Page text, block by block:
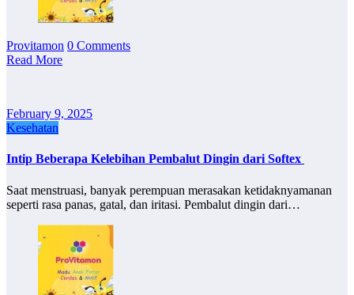
Provitamon 0 Comments
Read More
February 9, 2025
Kesehatan
Intip Beberapa Kelebihan Pembalut Dingin dari Softex
Saat menstruasi, banyak perempuan merasakan ketidaknyamanan
seperti rasa panas, gatal, dan iritasi. Pembalut dingin dari…